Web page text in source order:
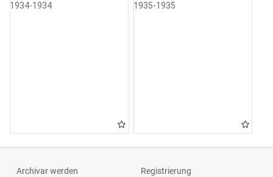
1934-1934 1935-1935
Archivar werden
Registrierung